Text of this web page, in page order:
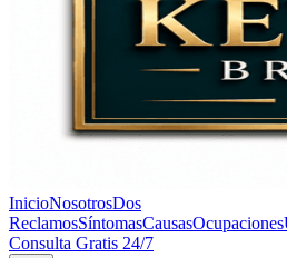
InicioNosotrosDos
ReclamosSíntomasCausasOcupaciones
Consulta Gratis 24/7